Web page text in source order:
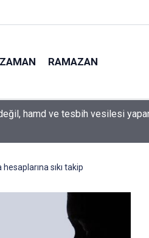
RAMAZAN
mahvolmasını düşünmesi,
sıkı takip